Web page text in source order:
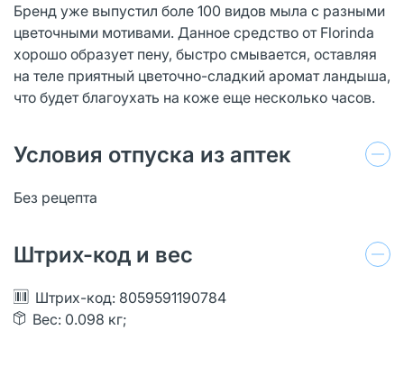
Бренд уже выпустил боле 100 видов мыла с разными
цветочными мотивами. Данное средство от Florinda
хорошо образует пену, быстро смывается, оставляя
на теле приятный цветочно-сладкий аромат ландыша,
что будет благоухать на коже еще несколько часов.
Условия отпуска из аптек
Без рецепта
Штрих-код и вес
Штрих-код: 8059591190784
Вес: 0.098 кг;